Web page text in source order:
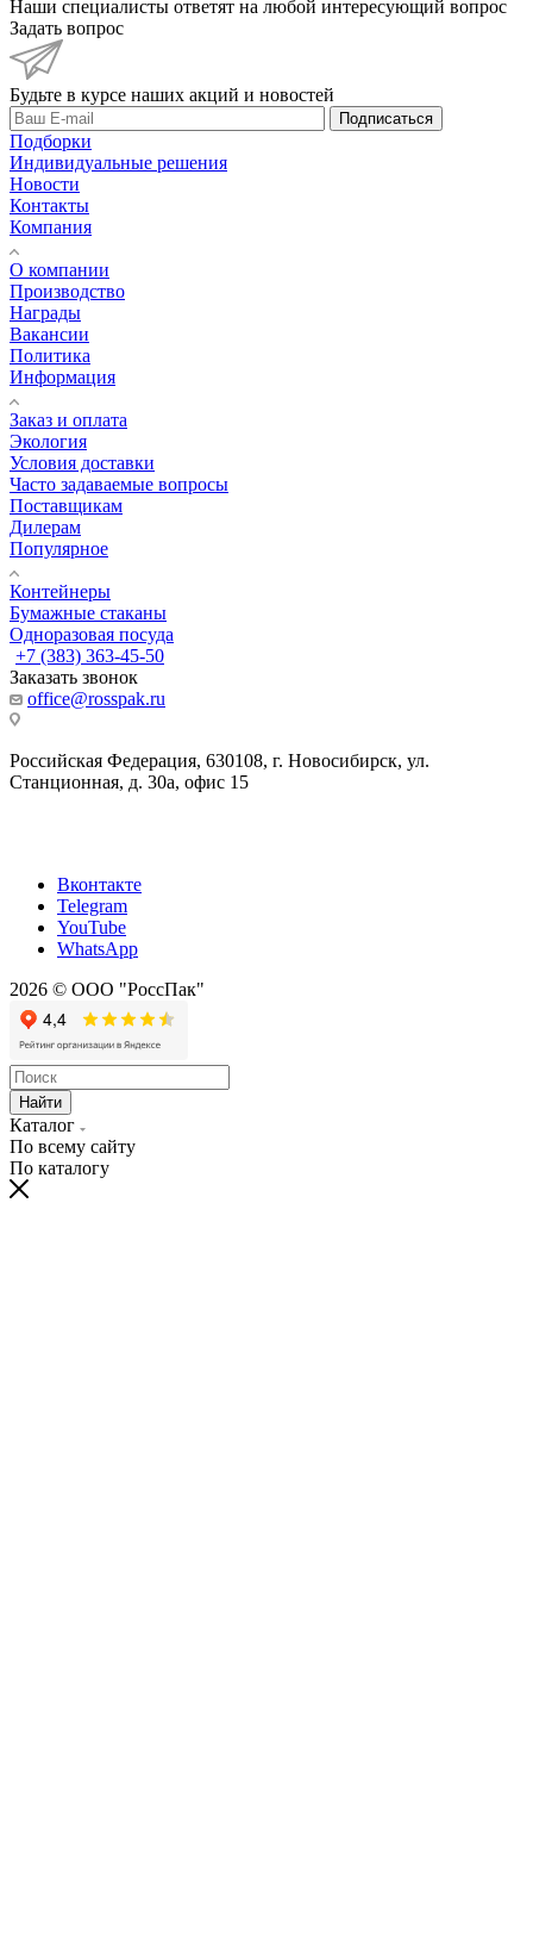
Наши специалисты ответят на любой интересующий вопрос
Задать вопрос
Будьте в курсе наших акций и новостей
Подписаться
Подборки
Индивидуальные решения
Новости
Контакты
Компания
О компании
Производство
Награды
Вакансии
Политика
Информация
Заказ и оплата
Экология
Условия доставки
Часто задаваемые вопросы
Поставщикам
Дилерам
Популярное
Контейнеры
Бумажные стаканы
Одноразовая посуда
+7 (383) 363-45-50
Заказать звонок
office@rosspak.ru
Российская Федерация, 630108, г. Новосибирск, ул.
Станционная, д. 30а, офис 15
Вконтакте
Telegram
YouTube
WhatsApp
2026 © ООО "РоссПак"
Найти
Каталог
По всему сайту
По каталогу